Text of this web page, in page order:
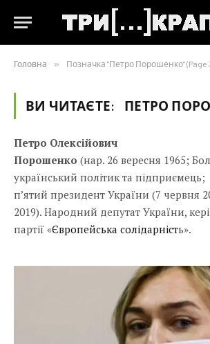
Головна » Позначка "Петро Порошенко" (Page
ВИ ЧИТАЄТЕ: ПЕТРО
Петро Олексійович
Порошенко (нар. 26 вересня 1965;
український політик та підприємець;
п’ятий президент України (7 червня
2019). Народний депутат України,
партії «Європейська солідарність».